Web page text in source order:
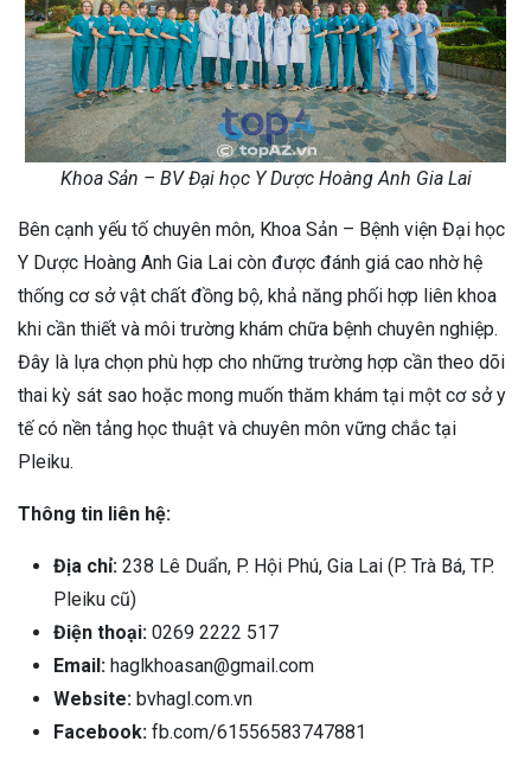
Khoa Sản – BV Đại học Y Dược Hoàng Anh Gia Lai
Bên cạnh yếu tố chuyên môn, Khoa Sản – Bệnh viện Đại học
Y Dược Hoàng Anh Gia Lai còn được đánh giá cao nhờ hệ
thống cơ sở vật chất đồng bộ, khả năng phối hợp liên khoa
khi cần thiết và môi trường khám chữa bệnh chuyên nghiệp.
Đây là lựa chọn phù hợp cho những trường hợp cần theo dõi
thai kỳ sát sao hoặc mong muốn thăm khám tại một cơ sở y
tế có nền tảng học thuật và chuyên môn vững chắc tại
Pleiku.
Thông tin liên hệ:
Địa chỉ: 238 Lê Duẩn, P. Hội Phú, Gia Lai (P. Trà Bá, TP.
Pleiku cũ)
Điện thoại: 0269 2222 517
Email: haglkhoasan@gmail.com
Website: bvhagl.com.vn
Facebook: fb.com/61556583747881